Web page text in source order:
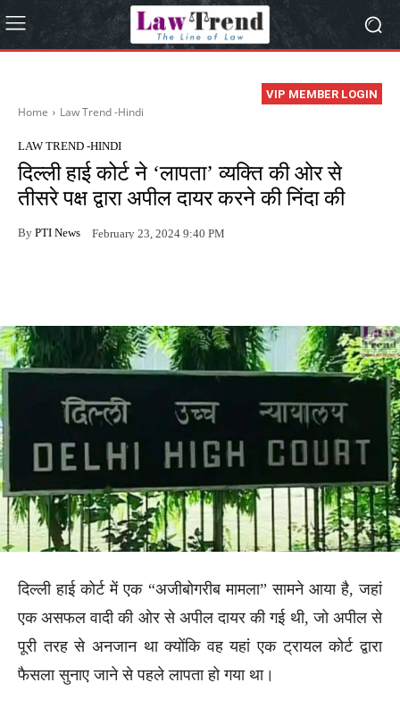
VIP MEMBER LOGIN
Home Law Trend -Hindi
LAW TREND -HINDI
दिल्ली हाई कोर्ट ने ‘लापता’ व्यक्ति की ओर से
तीसरे पक्ष द्वारा अपील दायर करने की निंदा की
By PTI News February 23, 2024 9:40 PM
दिल्ली हाई कोर्ट में एक “अजीबोगरीब मामला” सामने आया है, जहां
एक असफल वादी की ओर से अपील दायर की गई थी, जो अपील से
पूरी तरह से अनजान था क्योंकि वह यहां एक ट्रायल कोर्ट द्वारा
फैसला सुनाए जाने से पहले लापता हो गया था।